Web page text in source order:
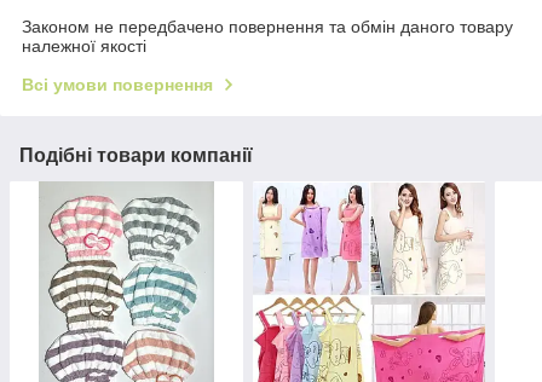
Законом не передбачено повернення та обмін даного товару
належної якості
Всі умови повернення
Подібні товари компанії